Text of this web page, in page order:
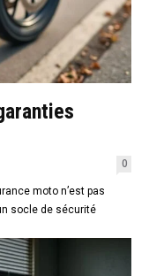
0
moto n’est pas
socle de sécurité